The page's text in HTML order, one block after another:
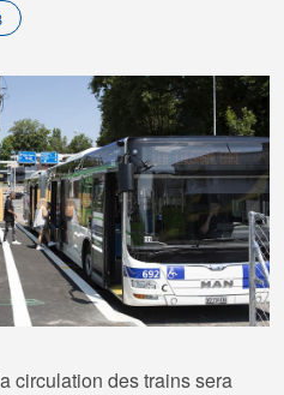
circulation des trains sera